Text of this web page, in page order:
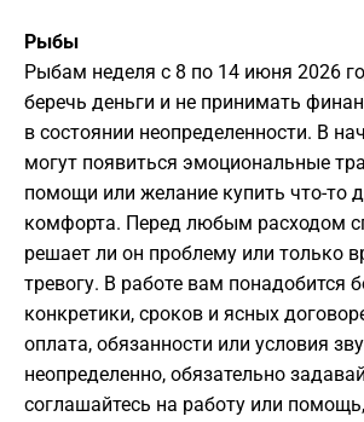
Рыбы
Рыбам неделя с 8 по 14 июня 2026
беречь деньги и не принимать
в состоянии неопределенности. В
могут появиться эмоциональные
помощи или желание купить что-то
комфорта. Перед любым расходом
решает ли он проблему или только
тревогу. В работе вам понадобится
конкретики, сроков и ясных
оплата, обязанности или условия
неопределенно, обязательно
соглашайтесь на работу или